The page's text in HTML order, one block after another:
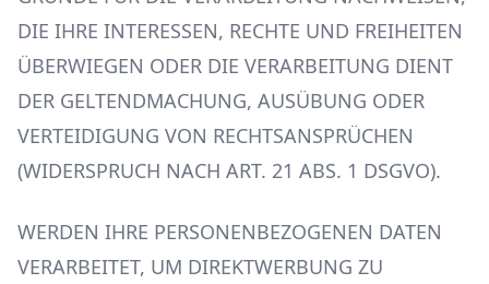
DIE IHRE INTERESSEN, RECHTE UND FREIHEITEN
ÜBERWIEGEN ODER DIE VERARBEITUNG DIENT
DER GELTENDMACHUNG, AUSÜBUNG ODER
VERTEIDIGUNG VON RECHTSANSPRÜCHEN
(WIDERSPRUCH NACH ART. 21 ABS. 1 DSGVO).
WERDEN IHRE PERSONENBEZOGENEN DATEN
VERARBEITET, UM DIREKTWERBUNG ZU